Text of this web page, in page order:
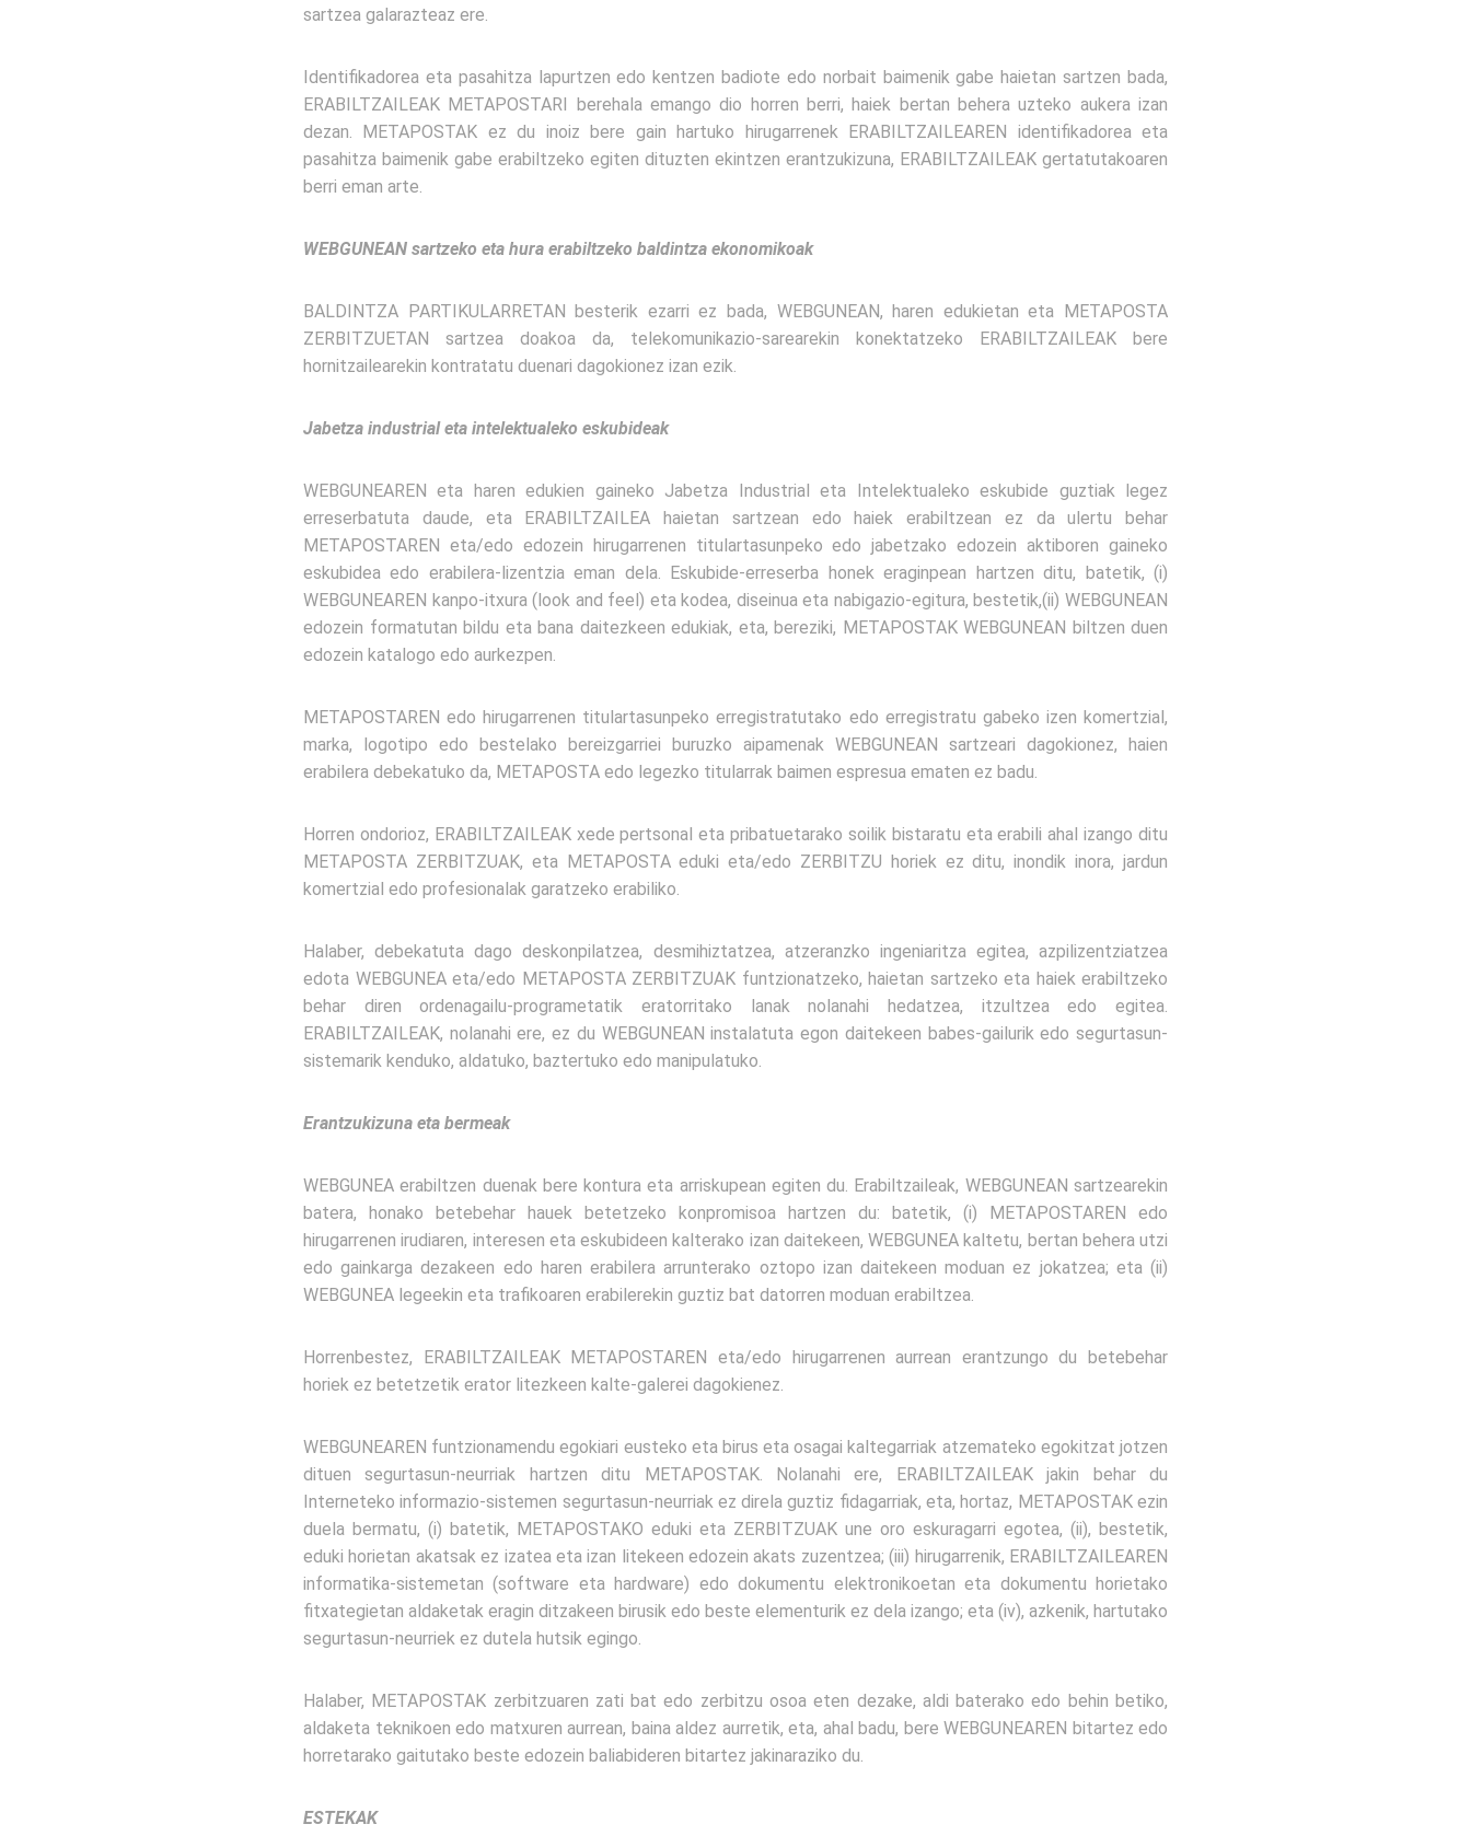
sartzea galarazteaz ere.
Identifikadorea eta pasahitza lapurtzen edo kentzen badiote edo norbait baimenik gabe haietan sartzen bada,
ERABILTZAILEAK METAPOSTARI berehala emango dio horren berri, haiek bertan behera uzteko aukera izan
dezan. METAPOSTAK ez du inoiz bere gain hartuko hirugarrenek ERABILTZAILEAREN identifikadorea eta
pasahitza baimenik gabe erabiltzeko egiten dituzten ekintzen erantzukizuna, ERABILTZAILEAK gertatutakoaren
berri eman arte.
WEBGUNEAN sartzeko eta hura erabiltzeko baldintza ekonomikoak
BALDINTZA PARTIKULARRETAN besterik ezarri ez bada, WEBGUNEAN, haren edukietan eta METAPOSTA
ZERBITZUETAN sartzea doakoa da, telekomunikazio-sarearekin konektatzeko ERABILTZAILEAK bere
hornitzailearekin kontratatu duenari dagokionez izan ezik.
Jabetza industrial eta intelektualeko eskubideak
WEBGUNEAREN eta haren edukien gaineko Jabetza Industrial eta Intelektualeko eskubide guztiak legez
erreserbatuta daude, eta ERABILTZAILEA haietan sartzean edo haiek erabiltzean ez da ulertu behar
METAPOSTAREN eta/edo edozein hirugarrenen titulartasunpeko edo jabetzako edozein aktiboren gaineko
eskubidea edo erabilera-lizentzia eman dela. Eskubide-erreserba honek eraginpean hartzen ditu, batetik, (i)
WEBGUNEAREN kanpo-itxura (look and feel) eta kodea, diseinua eta nabigazio-egitura, bestetik,(ii) WEBGUNEAN
edozein formatutan bildu eta bana daitezkeen edukiak, eta, bereziki, METAPOSTAK WEBGUNEAN biltzen duen
edozein katalogo edo aurkezpen.
METAPOSTAREN edo hirugarrenen titulartasunpeko erregistratutako edo erregistratu gabeko izen komertzial,
marka, logotipo edo bestelako bereizgarriei buruzko aipamenak WEBGUNEAN sartzeari dagokionez, haien
erabilera debekatuko da, METAPOSTA edo legezko titularrak baimen espresua ematen ez badu.
Horren ondorioz, ERABILTZAILEAK xede pertsonal eta pribatuetarako soilik bistaratu eta erabili ahal izango ditu
METAPOSTA ZERBITZUAK, eta METAPOSTA eduki eta/edo ZERBITZU horiek ez ditu, inondik inora, jardun
komertzial edo profesionalak garatzeko erabiliko.
Halaber, debekatuta dago deskonpilatzea, desmihiztatzea, atzeranzko ingeniaritza egitea, azpilizentziatzea
edota WEBGUNEA eta/edo METAPOSTA ZERBITZUAK funtzionatzeko, haietan sartzeko eta haiek erabiltzeko
behar diren ordenagailu-programetatik eratorritako lanak nolanahi hedatzea, itzultzea edo egitea.
ERABILTZAILEAK, nolanahi ere, ez du WEBGUNEAN instalatuta egon daitekeen babes-gailurik edo segurtasun-
sistemarik kenduko, aldatuko, baztertuko edo manipulatuko.
Erantzukizuna eta bermeak
WEBGUNEA erabiltzen duenak bere kontura eta arriskupean egiten du. Erabiltzaileak, WEBGUNEAN sartzearekin
batera, honako betebehar hauek betetzeko konpromisoa hartzen du: batetik, (i) METAPOSTAREN edo
hirugarrenen irudiaren, interesen eta eskubideen kalterako izan daitekeen, WEBGUNEA kaltetu, bertan behera utzi
edo gainkarga dezakeen edo haren erabilera arrunterako oztopo izan daitekeen moduan ez jokatzea; eta (ii)
WEBGUNEA legeekin eta trafikoaren erabilerekin guztiz bat datorren moduan erabiltzea.
Horrenbestez, ERABILTZAILEAK METAPOSTAREN eta/edo hirugarrenen aurrean erantzungo du betebehar
horiek ez betetzetik erator litezkeen kalte-galerei dagokienez.
WEBGUNEAREN funtzionamendu egokiari eusteko eta birus eta osagai kaltegarriak atzemateko egokitzat jotzen
dituen segurtasun-neurriak hartzen ditu METAPOSTAK. Nolanahi ere, ERABILTZAILEAK jakin behar du
Interneteko informazio-sistemen segurtasun-neurriak ez direla guztiz fidagarriak, eta, hortaz, METAPOSTAK ezin
duela bermatu, (i) batetik, METAPOSTAKO eduki eta ZERBITZUAK une oro eskuragarri egotea, (ii), bestetik,
eduki horietan akatsak ez izatea eta izan litekeen edozein akats zuzentzea; (iii) hirugarrenik, ERABILTZAILEAREN
informatika-sistemetan (software eta hardware) edo dokumentu elektronikoetan eta dokumentu horietako
fitxategietan aldaketak eragin ditzakeen birusik edo beste elementurik ez dela izango; eta (iv), azkenik, hartutako
segurtasun-neurriek ez dutela hutsik egingo.
Halaber, METAPOSTAK zerbitzuaren zati bat edo zerbitzu osoa eten dezake, aldi baterako edo behin betiko,
aldaketa teknikoen edo matxuren aurrean, baina aldez aurretik, eta, ahal badu, bere WEBGUNEAREN bitartez edo
horretarako gaitutako beste edozein baliabideren bitartez jakinaraziko du.
ESTEKAK